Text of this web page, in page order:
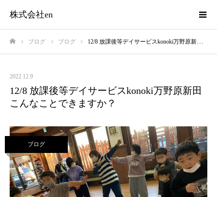
株式会社en
ブログ ブログ 12/8 放課後等デイサービスkonoki万野原新田 こんなことできますか？
2022.12.9
12/8 放課後等デイサービスkonoki万野原新田
こんなことできますか？
ブログ